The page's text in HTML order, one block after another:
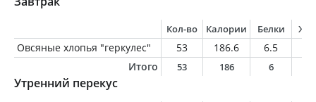
Кол-во Калории Белки
Овсяные хлопья "геркулес" 53 186.6 6.5
Итого
53 186 6
Утренний перекус